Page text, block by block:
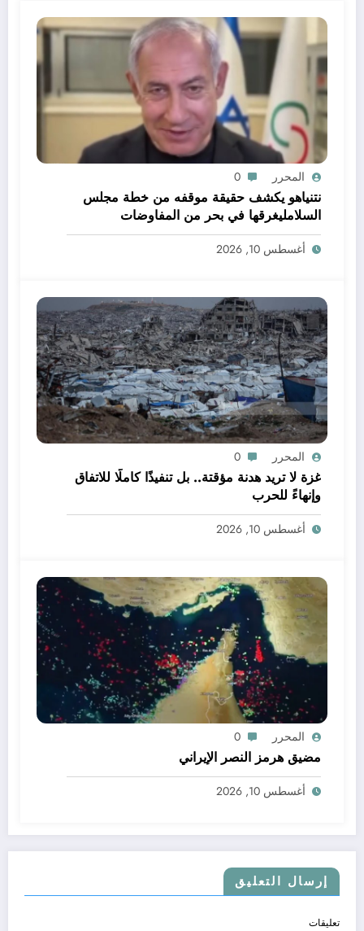
المحرر 0
نتنياهو يكشف حقيقة موقفه من خطة مجلس
السلامليغرقها في بحر من المفاوضات
الماراثونية والعقيمة
أغسطس 10, 2026
المحرر 0
غزة لا تريد هدنة مؤقتة.. بل تنفيذًا كاملًا للاتفاق
وإنهاءً للحرب
أغسطس 10, 2026
المحرر 0
مضيق هرمز النصر الإيراني
أغسطس 10, 2026
إرسال التعليق
تعليقات